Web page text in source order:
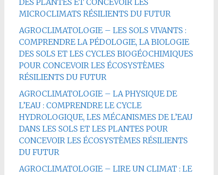
DES PLANTES ET CONCEVOIR LES
MICROCLIMATS RÉSILIENTS DU FUTUR
AGROCLIMATOLOGIE – LES SOLS VIVANTS :
COMPRENDRE LA PÉDOLOGIE, LA BIOLOGIE
DES SOLS ET LES CYCLES BIOGÉOCHIMIQUES
POUR CONCEVOIR LES ÉCOSYSTÈMES
RÉSILIENTS DU FUTUR
AGROCLIMATOLOGIE – LA PHYSIQUE DE
L’EAU : COMPRENDRE LE CYCLE
HYDROLOGIQUE, LES MÉCANISMES DE L’EAU
DANS LES SOLS ET LES PLANTES POUR
CONCEVOIR LES ÉCOSYSTÈMES RÉSILIENTS
DU FUTUR
AGROCLIMATOLOGIE – LIRE UN CLIMAT : LE